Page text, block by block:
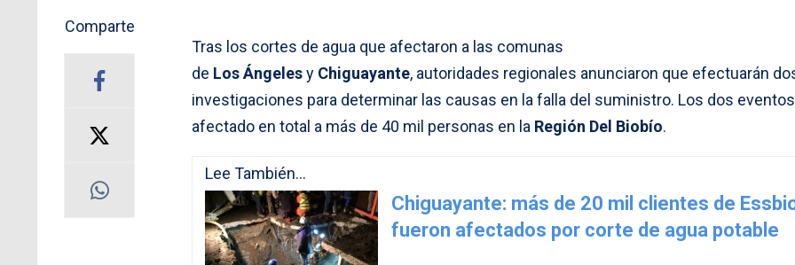
Comparte
Tras los cortes de agua que afectaron a las comunas
de Los Ángelesy Chiguayante, autoridades regionales anunciaron que efectuarán
investigaciones para determinar las causas en la falla del suministro. Los dos
afectado en total a más de 40 mil personas en la Región Del Biobío.
Lee También...
Chiguayante: más de 20 mil clientes de
fueron afectados por corte de agua potable